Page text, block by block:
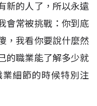
新的人了，所以永遠
會常被挑戰：你到底
，我看你要說什麼然
的職業能了解多少就
細節的時候特別注